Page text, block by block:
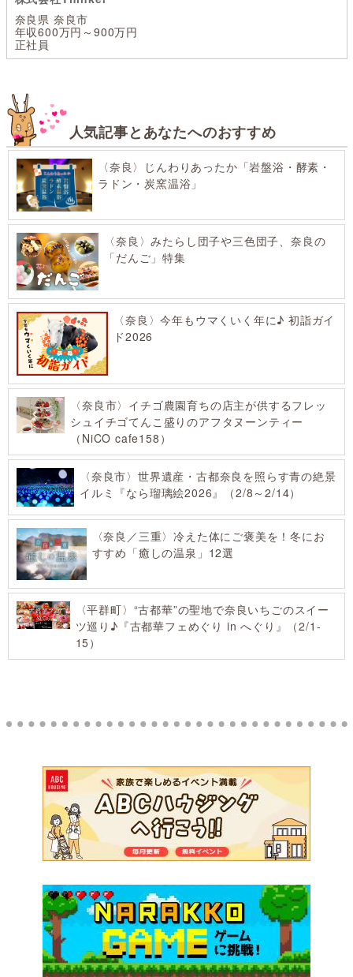
奈良県 奈良市
年収600万円～900万円
正社員
人気記事とあなたへのおすすめ
〈奈良〉じんわりあったか「岩盤浴・酵素・
ラドン・炭窯温浴」
〈奈良〉みたらし団子や三色団子、奈良の
「だんご」特集
〈奈良〉今年もウマくいく年に♪ 初詣ガイ
ド2026
〈奈良市〉イチゴ農園育ちの店主が供するフレッ
シュイチゴてんこ盛りのアフタヌーンティー
（NiCO cafe158）
〈奈良市〉世界遺産・古都奈良を照らす青の絶景
イルミ『なら瑠璃絵2026』（2/8～2/14）
〈奈良／三重〉冷えた体にご褒美を！冬にお
すすめ「癒しの温泉」12選
〈平群町〉“古都華”の聖地で奈良いちごのスイー
ツ巡り♪『古都華フェめぐり in へぐり』（2/1-
15）